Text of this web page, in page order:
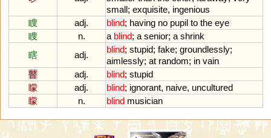
small; exquisite, ingenious
瞍
adj. blind; having no pupil to the eye
瞍
n. a blind; a senior; a shrink
瞎
adj.
blind; stupid; fake; groundlessly;
aimlessly; at random; in vain
瞽
adj. blind; stupid
矇
adj. blind; ignorant, naive, uncultured
矇
n. blind musician